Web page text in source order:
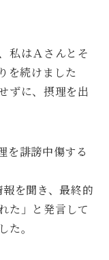
私はＡさんとそ
を続けました
ずに、摂理を出
を誹謗中傷する
を聞き、最終的
た」と発言して
。